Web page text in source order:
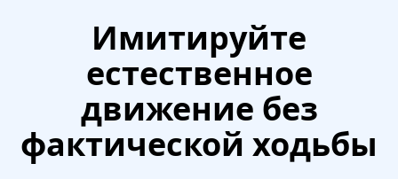
Имитируйте
естественное
движение без
фактической ходьбы